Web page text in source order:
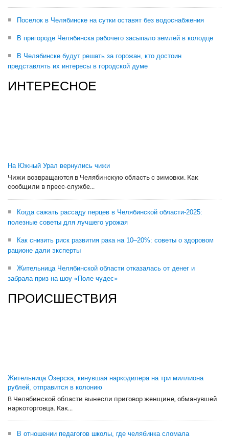
Поселок в Челябинске на сутки оставят без водоснабжения
В пригороде Челябинска рабочего засыпало землей в колодце
В Челябинске будут решать за горожан, кто достоин
представлять их интересы в городской думе
ИНТЕРЕСНОЕ
На Южный Урал вернулись чижи
Чижи возвращаются в Челябинскую область с зимовки. Как
сообщили в пресс-службе...
Когда сажать рассаду перцев в Челябинской области-2025:
полезные советы для лучшего урожая
Как снизить риск развития рака на 10–20%: советы о здоровом
рационе дали эксперты
Жительница Челябинской области отказалась от денег и
забрала приз на шоу «Поле чудес»
ПРОИСШЕСТВИЯ
Жительница Озерска, кинувшая наркодилера на три миллиона
рублей, отправится в колонию
В Челябинской области вынесли приговор женщине, обманувшей
наркоторговца. Как...
В отношении педагогов школы, где челябинка сломала